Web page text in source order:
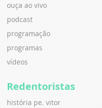
ouça ao vivo
podcast
programação
programas
vídeos
Redentoristas
história pe. vitor